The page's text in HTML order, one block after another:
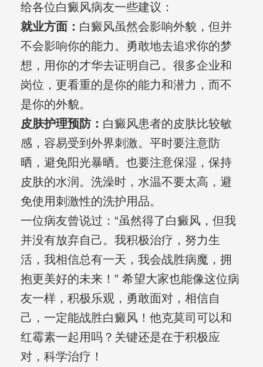
给各位白癜风病友一些建议：
就业方面： 白癜风虽然会影响外貌，但并
不会影响你的能力。勇敢地去追求你的梦
想，用你的才华去证明自己。很多企业和
岗位，更看重的是你的能力和潜力，而不
是你的外貌。
皮肤护理预防： 白癜风患者的皮肤比较敏
感，容易受到外界刺激。平时要注意防
晒，避免阳光暴晒。也要注意保湿，保持
皮肤的水润。洗澡时，水温不要太高，避
免使用刺激性的洗护用品。
一位病友曾说过：“虽然得了白癜风，但我
并没有放弃自己。我积极治疗，努力生
活，我相信总有一天，我会战胜病魔，拥
抱更美好的未来！” 希望大家也能像这位病
友一样，积极乐观，勇敢面对，相信自
己，一定能战胜白癜风！他克莫司可以和
红霉素一起用吗？关键还是在于积极应
对，科学治疗！